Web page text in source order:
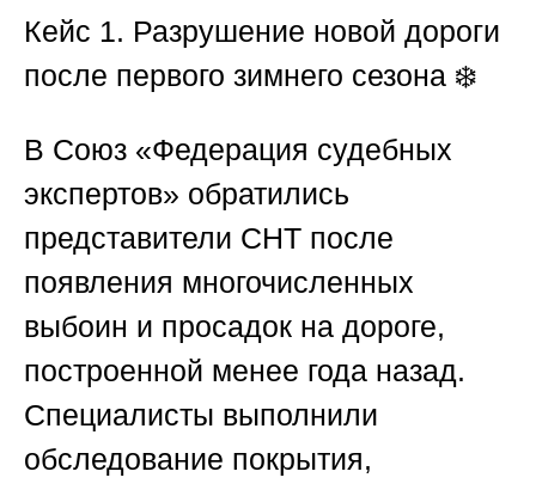
Кейс 1. Разрушение новой дороги
после первого зимнего сезона ❄️
В Союз «Федерация судебных
экспертов» обратились
представители СНТ после
появления многочисленных
выбоин и просадок на дороге,
построенной менее года назад.
Специалисты выполнили
обследование покрытия,